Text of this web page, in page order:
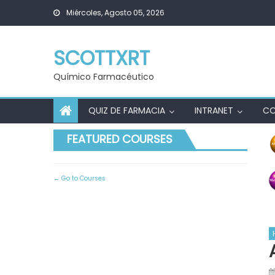
Miércoles, Agosto 05, 2026
SCOTTXRT
Químico Farmacéutico
QUIZ DE FARMACIA INTRANET
FEATURED COURSES
Go to Courses